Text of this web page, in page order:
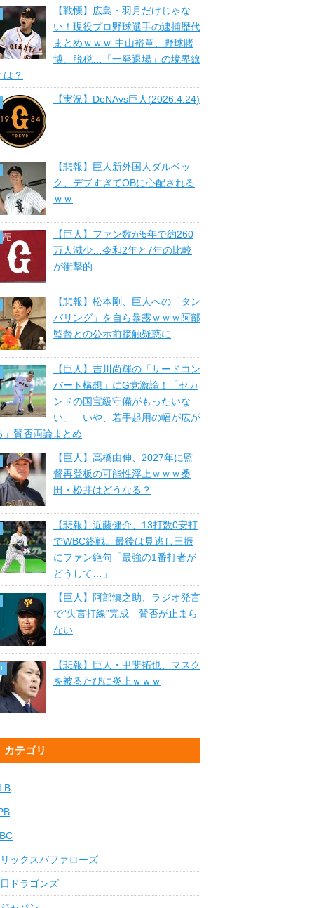
【戦慄】広島・羽月だけじゃな
い！現役プロ野球選手の逮捕歴代
まとめｗｗｗ 中山裕章、野球賭
博、脱税…「一発退場」の境界線
は？
【実況】DeNAvs巨人(2026.4.24)
【悲報】巨人新外国人ダルベッ
ク、デブすぎてOBに心配される
ｗｗ
【巨人】ファン数が5年で約260
万人減少…令和2年と7年の比較
が衝撃的
【悲報】松本剛、巨人への「タン
パリング」を自ら暴露ｗｗｗ阿部
監督との公示前接触疑惑に
【巨人】吉川尚輝の「サードコン
バート構想」にG党激論！「セカ
ンドの国宝級守備がもったいな
い」「いや、若手起用の幅が広が
」賛否両論まとめ
【巨人】高橋由伸、2027年に監
督再登板の可能性浮上ｗｗｗ桑
田・松井はどうなる？
【悲報】近藤健介、13打数0安打
でWBC終戦。最後は見逃し三振
にファン絶句「最強の1番打者が
どうして…」
【巨人】阿部慎之助、ラジオ発言
で“失言打線”完成 賛否が止まら
ない
【悲報】巨人・甲斐拓也、マスク
を被るたびに炎上ｗｗｗ
カテゴリ
ックスバファローズ
ドラゴンズ